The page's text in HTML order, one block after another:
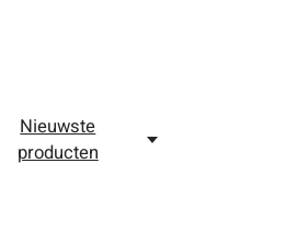
Nieuwste
producten